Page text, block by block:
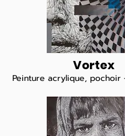
Vortex
Peinture acrylique, pochoir